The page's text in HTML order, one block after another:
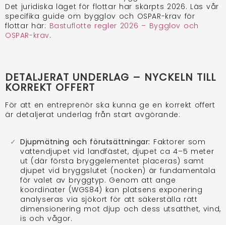
Det juridiska läget för flottar har skärpts 2026. Läs vår
specifika guide om bygglov och OSPAR-krav för
flottar här: Bastuflotte regler 2026 – Bygglov och
OSPAR-krav.
DETALJERAT UNDERLAG – NYCKELN TILL
KORREKT OFFERT
För att en entreprenör ska kunna ge en korrekt offert
är detaljerat underlag från start avgörande:
Djupmätning och förutsättningar: Faktorer som
vattendjupet vid landfästet, djupet ca 4–5 meter
ut (där första bryggelementet placeras) samt
djupet vid bryggslutet (nocken) är fundamentala
för valet av bryggtyp. Genom att ange
koordinater (WGS84) kan platsens exponering
analyseras via sjökort för att säkerställa rätt
dimensionering mot djup och dess utsatthet, vind,
is och vågor.